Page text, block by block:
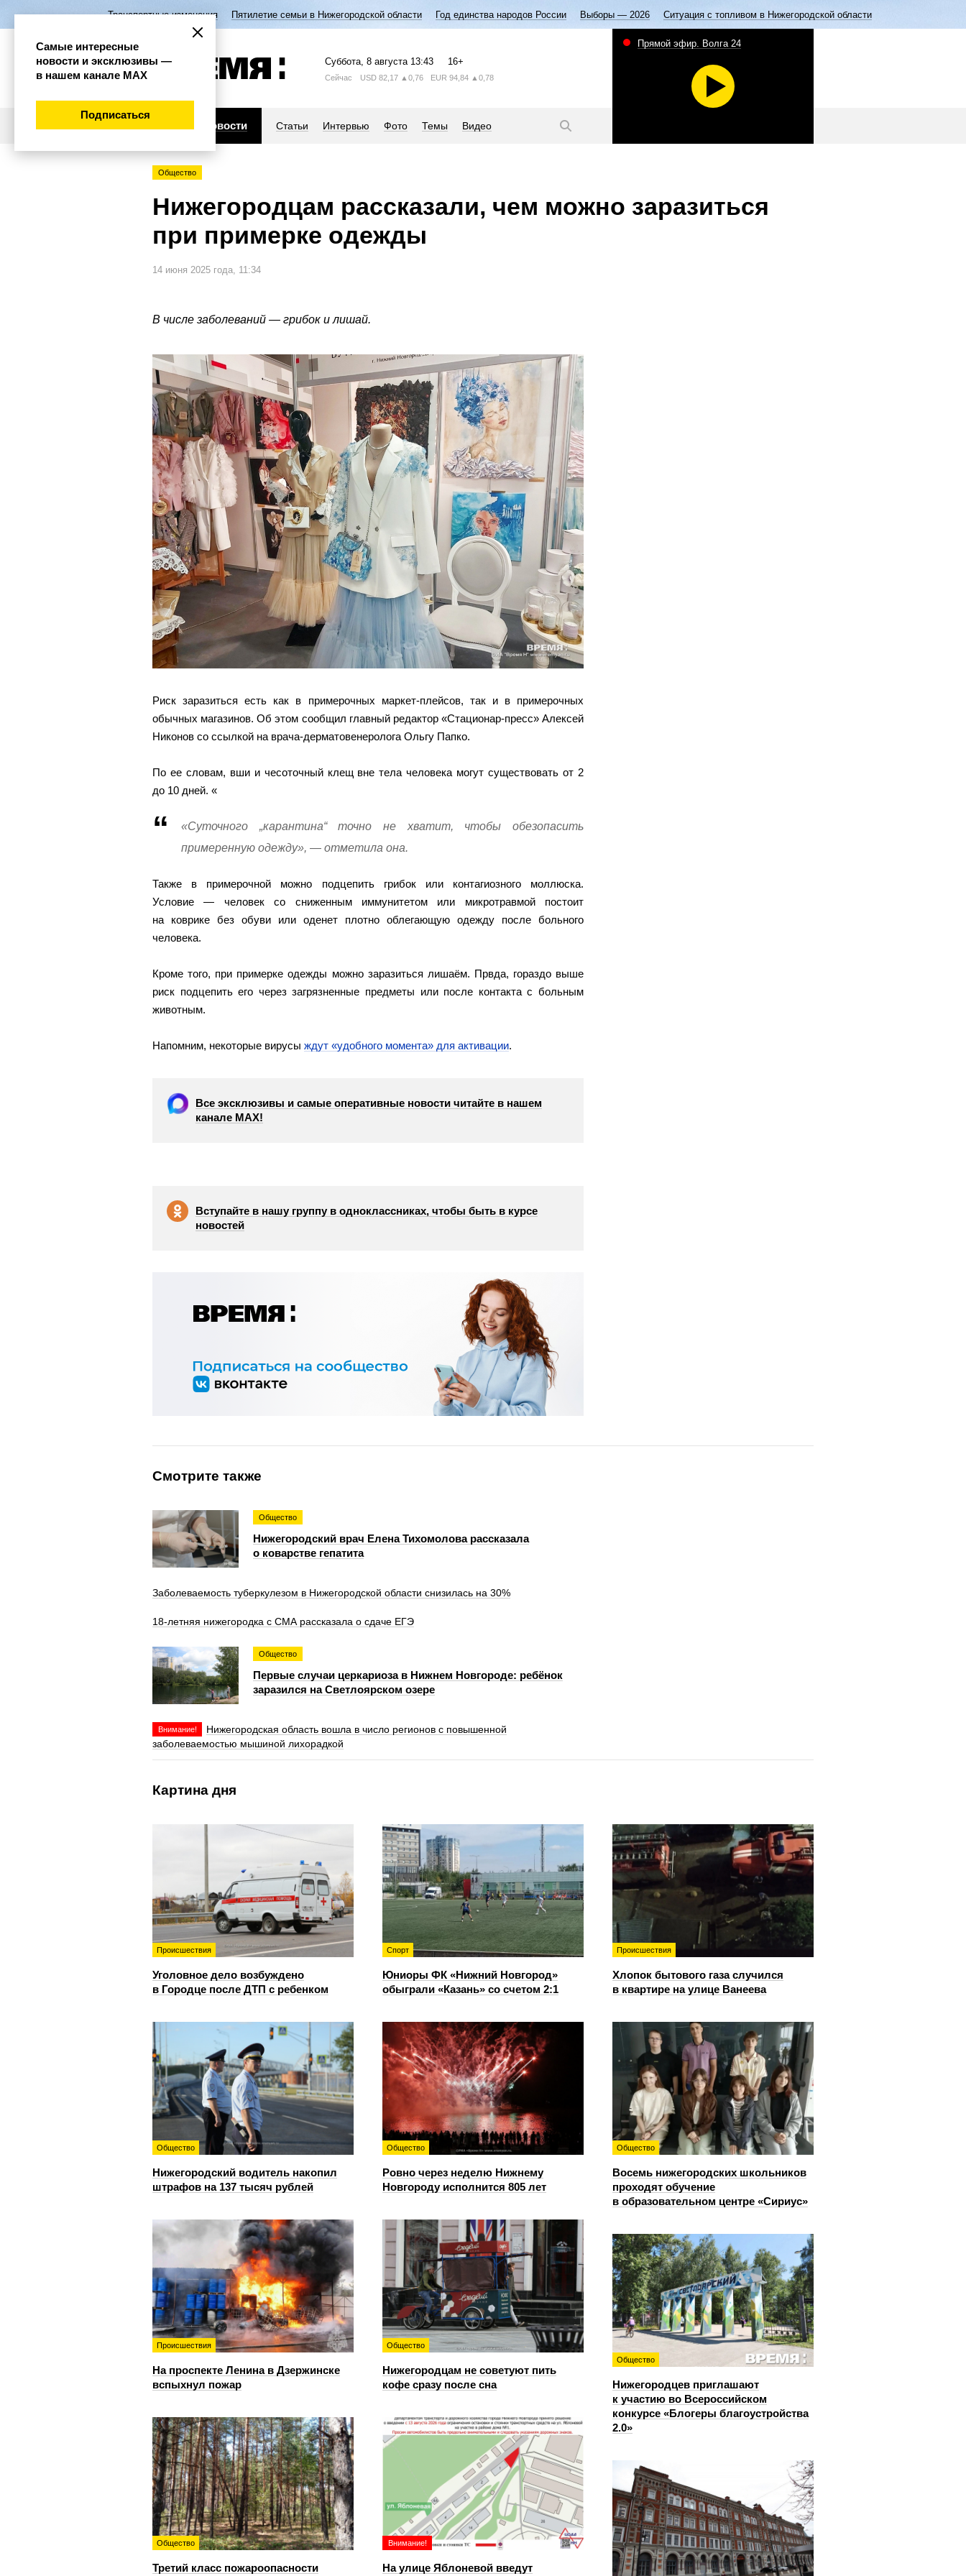
Транспортные изменения Пятилетие семьи в Нижегородской области Год единства народов России Выборы — 2026 Ситуация с топливом в Нижегородской области
Суббота, 8 августа 13:43 16+
Сейчас USD 82,17 ▲0,76 EUR 94,84 ▲0,78
Новости Статьи Интервью Фото Темы Видео
Прямой эфир. Волга 24
Общество
Нижегородцам рассказали, чем можно заразиться
при примерке одежды
14 июня 2025 года, 11:34
В числе заболеваний — грибок и лишай.
Риск заразиться есть как в примерочных маркет-плейсов, так и в примерочных
обычных магазинов. Об этом сообщил главный редактор «Стационар-пресс» Алексей
Никонов со ссылкой на врача-дерматовенеролога Ольгу Папко.
По ее словам, вши и чесоточный клещ вне тела человека могут существовать от 2
до 10 дней. «
«Суточного „карантина“ точно не хватит, чтобы обезопасить
примеренную одежду», — отметила она.
Также в примерочной можно подцепить грибок или контагиозного моллюска.
Условие — человек со сниженным иммунитетом или микротравмой постоит
на коврике без обуви или оденет плотно облегающую одежду после больного
человека.
Кроме того, при примерке одежды можно заразиться лишаём. Првда, гораздо выше
риск подцепить его через загрязненные предметы или после контакта с больным
животным.
Напомним, некоторые вирусы ждут «удобного момента» для активации.
Все эксклюзивы и самые оперативные новости читайте в нашем
канале МАХ!
Вступайте в нашу группу в одноклассниках, чтобы быть в курсе
новостей
Смотрите также
Общество
Нижегородский врач Елена Тихомолова рассказала
о коварстве гепатита
Заболеваемость туберкулезом в Нижегородской области снизилась на 30%
18-летняя нижегородка с СМА рассказала о сдаче ЕГЭ
Общество
Первые случаи церкариоза в Нижнем Новгороде: ребёнок
заразился на Светлоярском озере
Внимание!
Нижегородская область вошла в число регионов с повышенной
заболеваемостью мышиной лихорадкой
Картина дня
Происшествия
Уголовное дело возбуждено
в Городце после ДТП с ребенком
Спорт
Юниоры ФК «Нижний Новгород»
обыграли «Казань» со счетом 2:1
Происшествия
Хлопок бытового газа случился
в квартире на улице Ванеева
Общество
Нижегородский водитель накопил
штрафов на 137 тысяч рублей
Общество
Ровно через неделю Нижнему
Новгороду исполнится 805 лет
Общество
Восемь нижегородских школьников
проходят обучение
в образовательном центре «Сириус»
Происшествия
На проспекте Ленина в Дзержинске
вспыхнул пожар
Общество
Нижегородцам не советуют пить
кофе сразу после сна
Общество
Нижегородцев приглашают
к участию во Всероссийском
конкурсе «Блогеры благоустройства
2.0»
Общество
Третий класс пожароопасности
Внимание!
На улице Яблоневой введут
Самые интересные
новости и эксклюзивы —
в нашем канале МАХ
Подписаться